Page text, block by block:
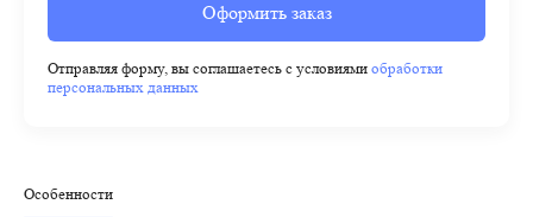
Оформить заказ
Отправляя форму, вы соглашаетесь с условиями обработки
персональных данных
Особенности